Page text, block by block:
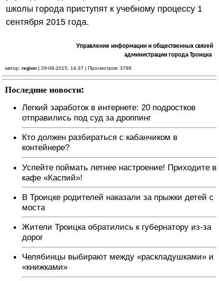
школы города приступят к учебному процессу 1
сентября 2015 года.
Управление информации и общественных связей
администрации города Троицка
автор: region | 29-08-2015, 14:37 | Просмотров: 3788
Последние новости:
Легкий заработок в интернете: 20 подростков
отправились под суд за дроппинг
Кто должен разбираться с кабанчиком в
контейнере?
Успейте поймать летнее настроение! Приходите в
кафе «Каспий»!
В Троицке родителей наказали за прыжки детей с
моста
Жители Троицка обратились к губернатору из-за
дорог
Челябинцы выбирают между «раскладушками» и
«книжками»